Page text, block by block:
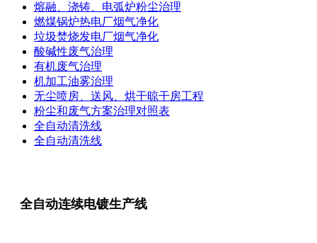
熔融、浇铸、电弧炉粉尘治理
燃煤锅炉热电厂烟气净化
垃圾焚烧发电厂烟气净化
酸碱性废气治理
有机废气治理
机加工油雾治理
无尘喷房、送风、烘干晾干房工程
粉尘和废气方案治理对照表
全自动清洗线
全自动清洗线
全自动连续电镀生产线